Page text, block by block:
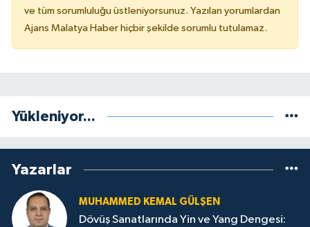
ve tüm sorumluluğu üstleniyorsunuz. Yazılan yorumlardan
Ajans Malatya Haber hiçbir şekilde sorumlu tutulamaz.
Yükleniyor...
Yazarlar
MUHAMMED KEMAL GÜLŞEN
Dövüş Sanatlarında Yin ve Yang Dengesi: